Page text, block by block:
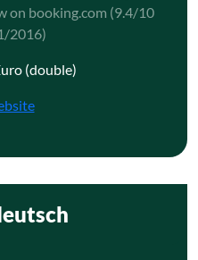
on booking.com (9.4/10
2016)
(double)